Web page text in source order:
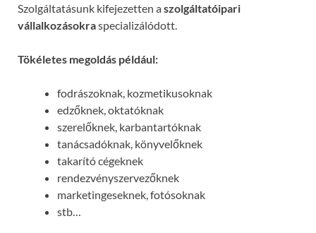
Szolgáltatásunk kifejezetten aszolgáltatóipari
vállalkozásokraspecializálódott.
Tökéletes megoldás például:
fodrászoknak, kozmetikusoknak
edzőknek, oktatóknak
szerelőknek, karbantartóknak
tanácsadóknak, könyvelőknek
takarító cégeknek
rendezvényszervezőknek
marketingeseknek, fotósoknak
stb…